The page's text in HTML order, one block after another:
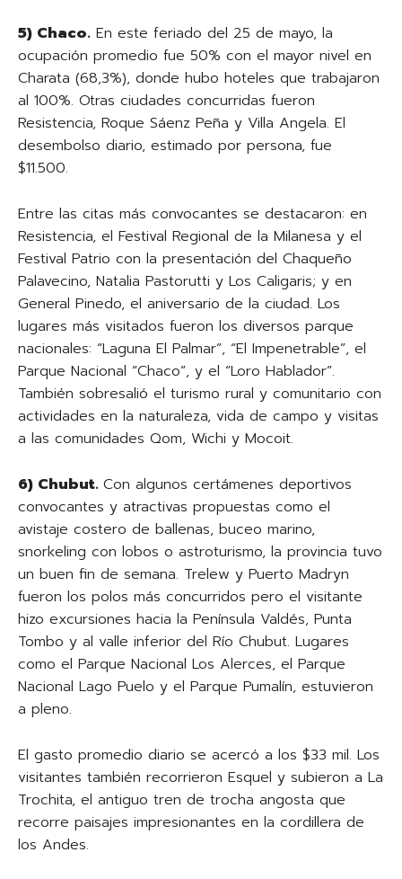
5) Chaco. En este feriado del 25 de mayo, la
ocupación promedio fue 50% con el mayor nivel en
Charata (68,3%), donde hubo hoteles que trabajaron
al 100%. Otras ciudades concurridas fueron
Resistencia, Roque Sáenz Peña y Villa Angela. El
desembolso diario, estimado por persona, fue
$11.500.
Entre las citas más convocantes se destacaron: en
Resistencia, el Festival Regional de la Milanesa y el
Festival Patrio con la presentación del Chaqueño
Palavecino, Natalia Pastorutti y Los Caligaris; y en
General Pinedo, el aniversario de la ciudad. Los
lugares más visitados fueron los diversos parque
nacionales: “Laguna El Palmar”, “El Impenetrable”, el
Parque Nacional “Chaco”, y el “Loro Hablador”.
También sobresalió el turismo rural y comunitario con
actividades en la naturaleza, vida de campo y visitas
a las comunidades Qom, Wichi y Mocoit.
6) Chubut. Con algunos certámenes deportivos
convocantes y atractivas propuestas como el
avistaje costero de ballenas, buceo marino,
snorkeling con lobos o astroturismo, la provincia tuvo
un buen fin de semana. Trelew y Puerto Madryn
fueron los polos más concurridos pero el visitante
hizo excursiones hacia la Península Valdés, Punta
Tombo y al valle inferior del Río Chubut. Lugares
como el Parque Nacional Los Alerces, el Parque
Nacional Lago Puelo y el Parque Pumalín, estuvieron
a pleno.
El gasto promedio diario se acercó a los $33 mil. Los
visitantes también recorrieron Esquel y subieron a La
Trochita, el antiguo tren de trocha angosta que
recorre paisajes impresionantes en la cordillera de
los Andes.